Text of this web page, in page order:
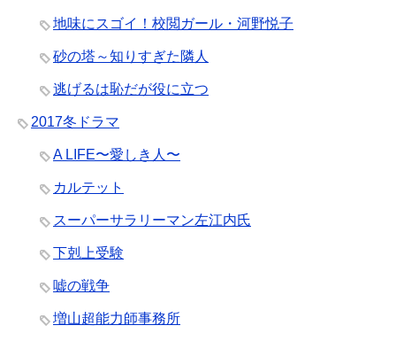
地味にスゴイ！校閲ガール・河野悦子
砂の塔～知りすぎた隣人
逃げるは恥だが役に立つ
2017冬ドラマ
A LIFE〜愛しき人〜
カルテット
スーパーサラリーマン左江内氏
下剋上受験
嘘の戦争
増山超能力師事務所